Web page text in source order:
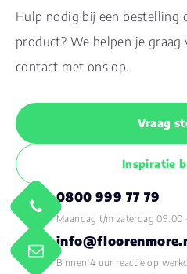
Hulp nodig bij een bestelling
product? We helpen je graag
contact met ons op.
Vraag
Inspiratie
0800 999 77 79
Maandag t/m zaterdag 09:00
Binnen 4 uur reactie op